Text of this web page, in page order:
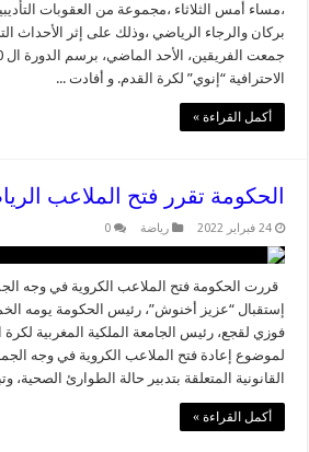
،مساء أمس الثلاثاء ،مجموعة من العقوبات
بركان والرجاء الرياضي ،وذلك على إثر الأحداث
الاحترافية “إنوي” لكرة القدم. و أفادت ...
أكمل القراءة »
الحكومة تقرر فتح الملاعب
24 فبراير 2022 رياضة 0
قررت الحكومة فتح الملاعب الكروية في وجه
فوزي لقجع، رئيس الجامعة الملكية المغربية
لموضوع إعادة فتح الملاعب الكروية في وجه
القانونية المتعلقة بتدبير حالة الطوارئ الصحية،
أكمل القراءة »